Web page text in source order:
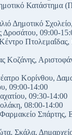
Κατάστημα
Δημοτικό
Δροσάτου, 09:00-
Κοζάνης,
Κορίνθου,
09:00-14:00
09:30-14:00
08:00-14:00
Σπάρτης,
Σκάλα,